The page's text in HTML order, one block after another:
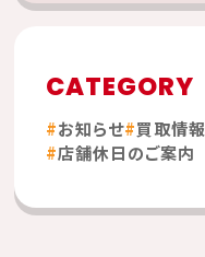
CATEGORY
お知らせ 買取情報
店舗休日のご案内